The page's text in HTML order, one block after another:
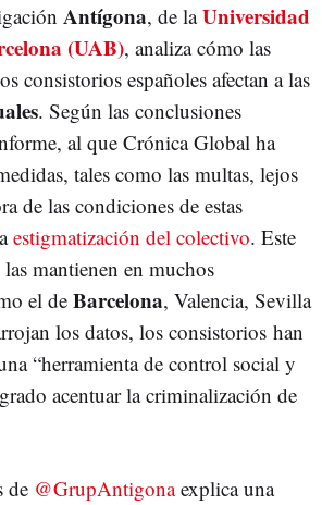
Antígona, de laUniversidad
(UAB), analiza cómo las
consistorios españoles afectan a las
. Según las conclusiones
al que Crónica Global ha
tales como las multas, lejos
de las condiciones de estas
estigmatización del colectivo. Este
mantienen en muchos
el deBarcelona, Valencia, Sevilla
los datos, los consistorios han
“herramienta de control social y
acentuar la criminalización de
de @GrupAntigonaexplica una